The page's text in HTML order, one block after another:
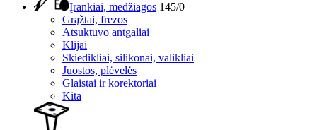
Įrankiai, medžiagos 145/0
Grąžtai, frezos
Atsuktuvo antgaliai
Klijai
Skiedikliai, silikonai, valikliai
Juostos, plėvelės
Glaistai ir korektoriai
Kita